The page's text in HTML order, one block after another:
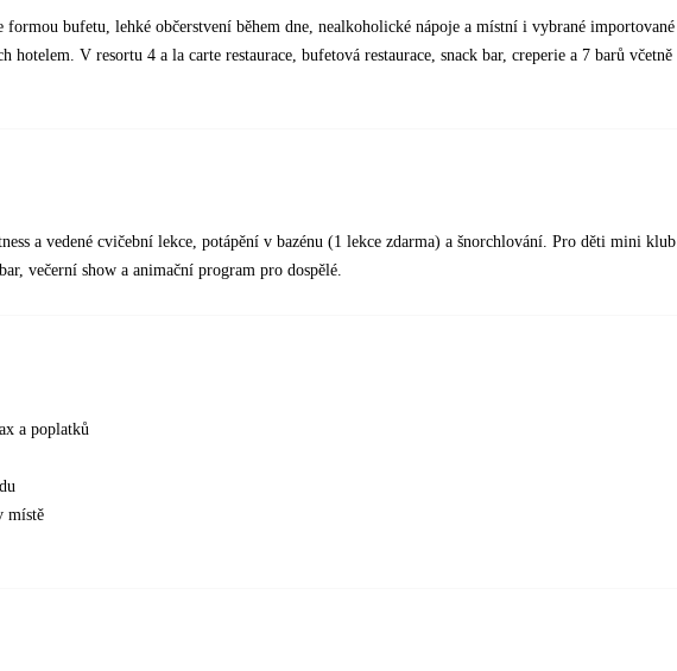
formou bufetu, lehké občerstvení během dne, nealkoholické nápoje a místní i vybrané importované
hotelem. V resortu 4 a la carte restaurace, bufetová restaurace, snack bar, creperie a 7 barů včetně
a vedené cvičební lekce, potápění v bazénu (1 lekce zdarma) a šnorchlování. Pro děti mini klub
večerní show a animační program pro dospělé.
a poplatků
místě